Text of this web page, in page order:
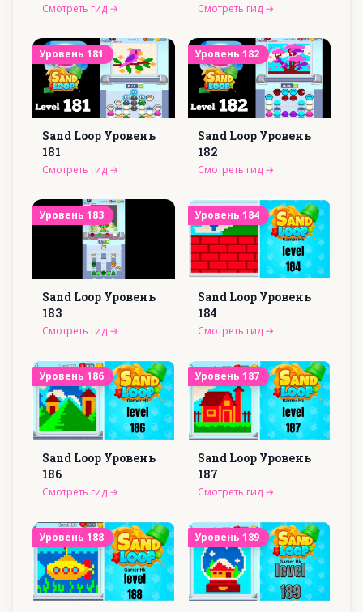
Смотреть гид → Смотреть гид →
Уровень 181
Sand Loop Уровень
181
Смотреть гид →
Уровень 182
Sand Loop Уровень
182
Смотреть гид →
Уровень 183
Sand Loop Уровень
183
Смотреть гид →
Уровень 184
Sand Loop Уровень
184
Смотреть гид →
Уровень 186
Sand Loop Уровень
186
Смотреть гид →
Уровень 187
Sand Loop Уровень
187
Смотреть гид →
Уровень 188 Уровень 189